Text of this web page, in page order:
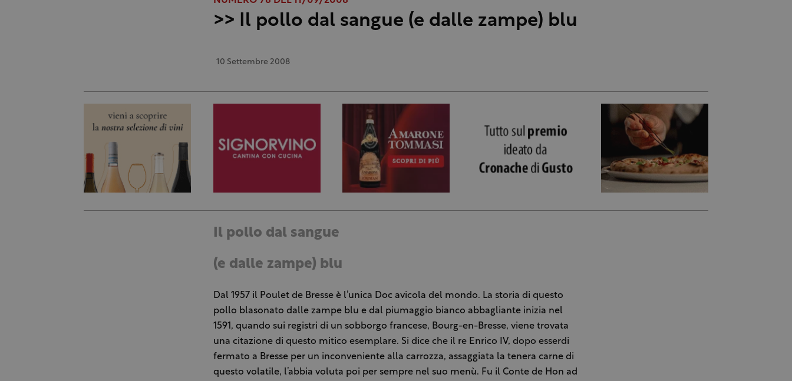
>> Il pollo dal sangue (e dalle zampe) blu
10 Settembre 2008
Il pollo dal sangue
(e dalle zampe) blu
Dal 1957 il Poulet de Bresse è l’unica Doc avicola del mondo. La storia di questo
pollo blasonato dalle zampe blu e dal piumaggio bianco abbagliante inizia nel
1591, quando sui registri di un sobborgo francese, Bourg-en-Bresse, viene trovata
una citazione di questo mitico esemplare. Si dice che il re Enrico IV, dopo esserdi
fermato a Bresse per un inconveniente alla carrozza, assaggiata la tenera carne di
questo volatile, l’abbia voluta poi per sempre nel suo menù. Fu il Conte de Hon ad